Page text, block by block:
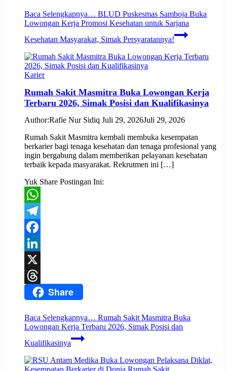
Baca Selengkapnya… BLUD Puskesmas Samboja Buka
Lowongan Kerja Promosi Kesehatan untuk Sarjana
Kesehatan Masyarakat, Simak Persyaratannya!
Karier
Rumah Sakit Masmitra Buka Lowongan Kerja
Terbaru 2026, Simak Posisi dan Kualifikasinya
Author:Rafie Nur Sidiq Juli 29, 2026Juli 29, 2026
Rumah Sakit Masmitra kembali membuka kesempatan
berkarier bagi tenaga kesehatan dan tenaga profesional yang
ingin bergabung dalam memberikan pelayanan kesehatan
terbaik kepada masyarakat. Rekrutmen ini […]
Yuk Share Postingan Ini:
WhatsApp
Telegram
Facebook
LinkedIn
X
ThreadsShare
Baca Selengkapnya… Rumah Sakit Masmitra Buka
Lowongan Kerja Terbaru 2026, Simak Posisi dan
Kualifikasinya